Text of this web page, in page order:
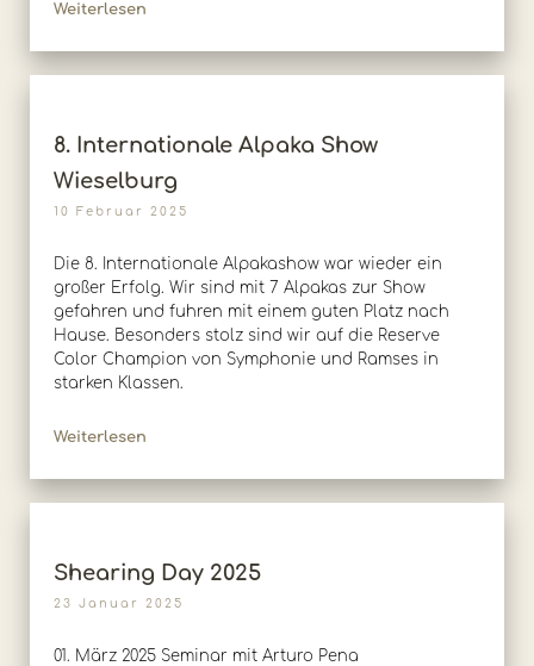
Weiterlesen
8. Internationale Alpaka Show
Wieselburg
10 Februar 2025
Die 8. Internationale Alpakashow war wieder ein
großer Erfolg. Wir sind mit 7 Alpakas zur Show
gefahren und fuhren mit einem guten Platz nach
Hause. Besonders stolz sind wir auf die Reserve
Color Champion von Symphonie und Ramses in
starken Klassen.
Weiterlesen
Shearing Day 2025
23 Januar 2025
01. März 2025 Seminar mit Arturo Pena